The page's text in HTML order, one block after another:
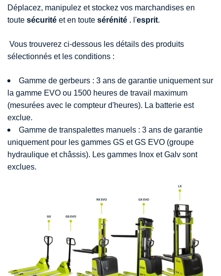
Déplacez, manipulez et stockez vos marchandises en
toute sécurité et en toute sérénité . l'esprit.
Vous trouverez ci-dessous les détails des produits
sélectionnés et les conditions :
Gamme de gerbeurs : 3 ans de garantie uniquement sur
la gamme EVO ou 1500 heures de travail maximum
(mesurées avec le compteur d'heures). La batterie est
exclue.
Gamme de transpalettes manuels : 3 ans de garantie
uniquement pour les gammes GS et GS EVO (groupe
hydraulique et châssis). Les gammes Inox et Galv sont
exclues.